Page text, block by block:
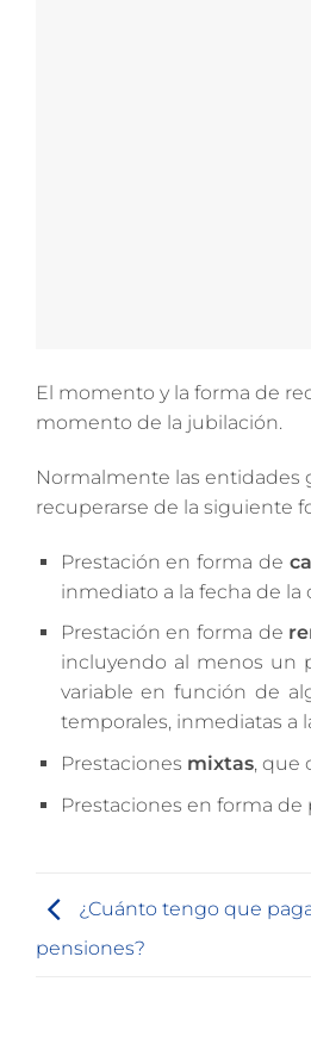
El momento y la forma de
momento de la jubilación.
Normalmente las entidades
recuperarse de la siguiente
Prestación en forma de
inmediato a la fecha de
Prestación en forma de
incluyendo al menos un
variable en función de
temporales, inmediatas a
Prestaciones mixtas, que
Prestaciones en forma de
¿Cuánto tengo que
pensiones?